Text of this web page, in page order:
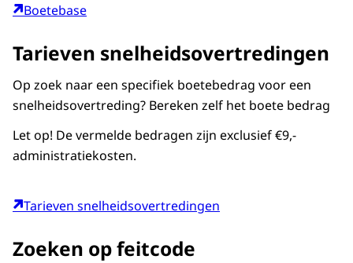
Boetebase
Tarieven snelheidsovertredingen
Op zoek naar een specifiek boetebedrag voor een
snelheidsovertreding? Bereken zelf het boete bedrag
Let op! De vermelde bedragen zijn exclusief €9,-
administratiekosten.
Tarieven snelheidsovertredingen
Zoeken op feitcode